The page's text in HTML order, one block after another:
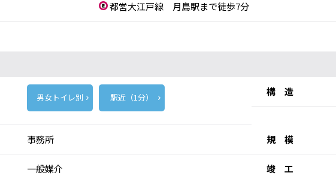
都営大江戸線 月島駅まで徒歩7分
男女トイレ別 駅近（1分） 構 造
事務所 規 模
一般媒介 竣 工